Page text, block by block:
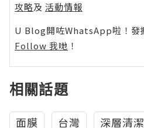
攻略及 活動情報
U Blog開咗WhatsApp啦！發
Follow 我哋 ！
相關話題
面膜 台灣 深層清潔